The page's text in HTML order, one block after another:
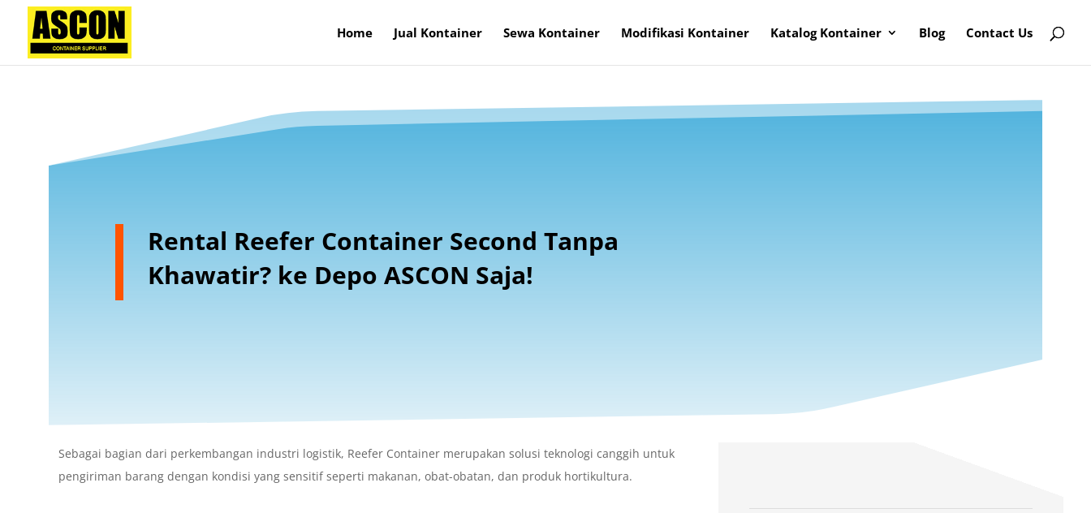
Home Jual Kontainer Sewa Kontainer Modifikasi Kontainer Katalog Kontainer Blog Contact Us
Rental Reefer Container Second Tanpa
Khawatir? ke Depo ASCON Saja!
Sebagai bagian dari perkembangan industri logistik, Reefer Container merupakan solusi teknologi canggih untuk
pengiriman barang dengan kondisi yang sensitif seperti makanan, obat-obatan, dan produk hortikultura.